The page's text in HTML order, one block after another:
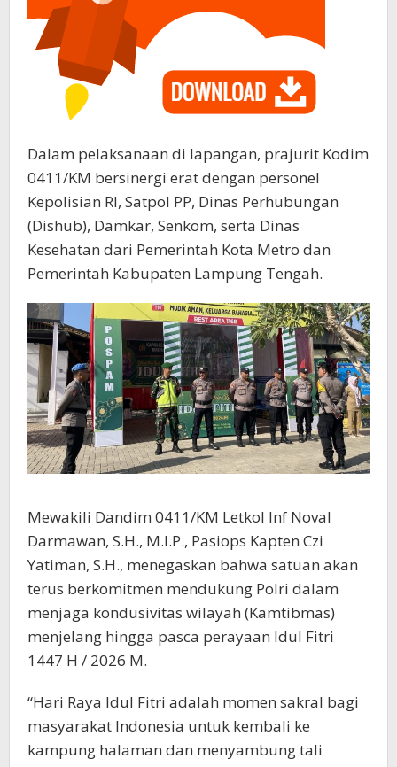
Dalam pelaksanaan di lapangan, prajurit Kodim
0411/KM bersinergi erat dengan personel
Kepolisian RI, Satpol PP, Dinas Perhubungan
(Dishub), Damkar, Senkom, serta Dinas
Kesehatan dari Pemerintah Kota Metro dan
Pemerintah Kabupaten Lampung Tengah.
Mewakili Dandim 0411/KM Letkol Inf Noval
Darmawan, S.H., M.I.P., Pasiops Kapten Czi
Yatiman, S.H., menegaskan bahwa satuan akan
terus berkomitmen mendukung Polri dalam
menjaga kondusivitas wilayah (Kamtibmas)
menjelang hingga pasca perayaan Idul Fitri
1447 H / 2026 M.
“Hari Raya Idul Fitri adalah momen sakral bagi
masyarakat Indonesia untuk kembali ke
kampung halaman dan menyambung tali